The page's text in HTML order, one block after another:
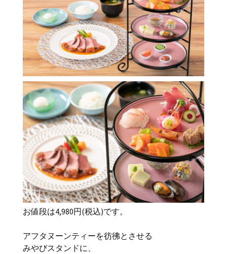
お値段は4,980円(税込)です。
アフタヌーンティーを彷彿とさせる
みやびスタンドに、